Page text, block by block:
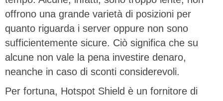
offrono una grande varietà di posizioni per
quanto riguarda i server oppure non sono
sufficientemente sicure. Ciò significa che su
alcune non vale la pena investire denaro,
neanche in caso di sconti considerevoli.
Per fortuna, Hotspot Shield è un fornitore di